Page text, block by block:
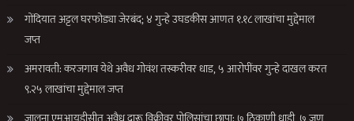
गोंदियात अट्टल घरफोड्या जेरबंद; ४ गुन्हे उघडकीस आणत १.१८ लाखांचा मुद्देमाल
जप्त
अमरावती: करजगाव येथे अवैध गोवंश तस्करीवर धाड, ५ आरोपींवर गुन्हे दाखल करत
९.२५ लाखांचा मुद्देमाल जप्त